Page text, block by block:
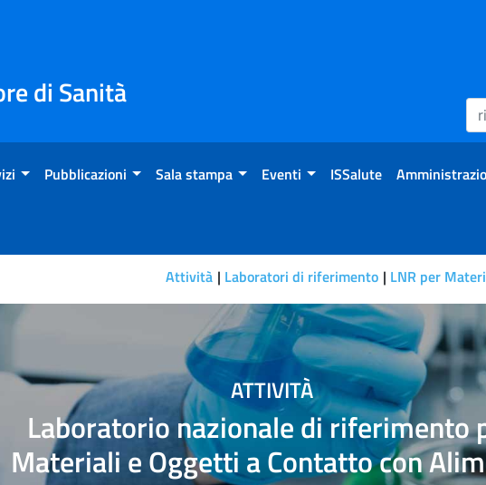
di Sanità
Pubblicazioni Sala stampa Eventi ISSalute
Attività Laboratori di riferimento LNR per
ATTIVITÀ
Laboratorio nazionale di riferimento
Materiali e Oggetti a Contatto con